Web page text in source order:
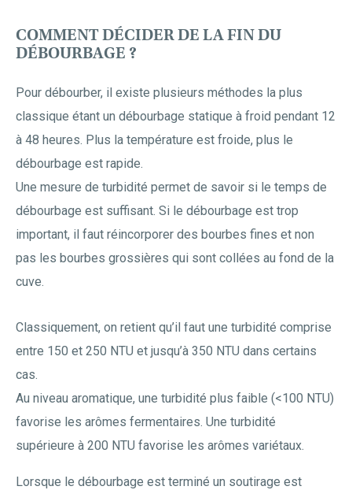
COMMENT DÉCIDER DE LA FIN DU
DÉBOURBAGE ?
Pour débourber, il existe plusieurs méthodes la plus
classique étant un débourbage statique à froid pendant 12
à 48 heures. Plus la température est froide, plus le
débourbage est rapide.
Une mesure de turbidité permet de savoir si le temps de
débourbage est suffisant. Si le débourbage est trop
important, il faut réincorporer des bourbes fines et non
pas les bourbes grossières qui sont collées au fond de la
cuve.
Classiquement, on retient qu’il faut une turbidité comprise
entre 150 et 250 NTU et jusqu’à 350 NTU dans certains
cas.
Au niveau aromatique, une turbidité plus faible (<100 NTU)
favorise les arômes fermentaires. Une turbidité
supérieure à 200 NTU favorise les arômes variétaux.
Lorsque le débourbage est terminé un soutirage est